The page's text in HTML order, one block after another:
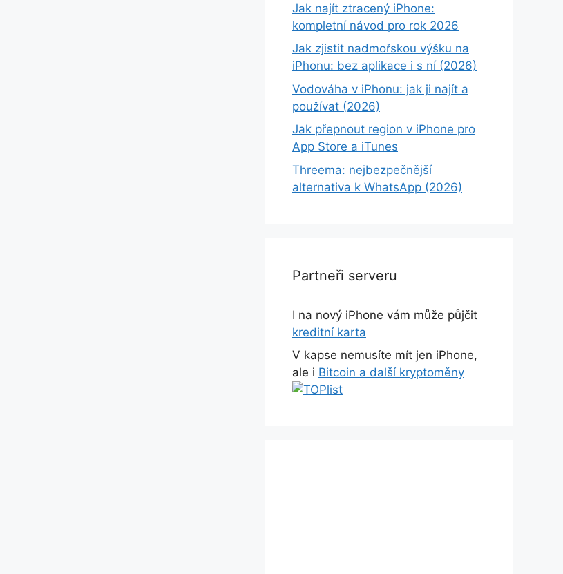
Jak najít ztracený iPhone:
kompletní návod pro rok 2026
Jak zjistit nadmořskou výšku na
iPhonu: bez aplikace i s ní (2026)
Vodováha v iPhonu: jak ji najít a
používat (2026)
Jak přepnout region v iPhone pro
App Store a iTunes
Threema: nejbezpečnější
alternativa k WhatsApp (2026)
Partneři serveru
I na nový iPhone vám může půjčit
kreditní karta
V kapse nemusíte mít jen iPhone,
ale i Bitcoin a další kryptoměny